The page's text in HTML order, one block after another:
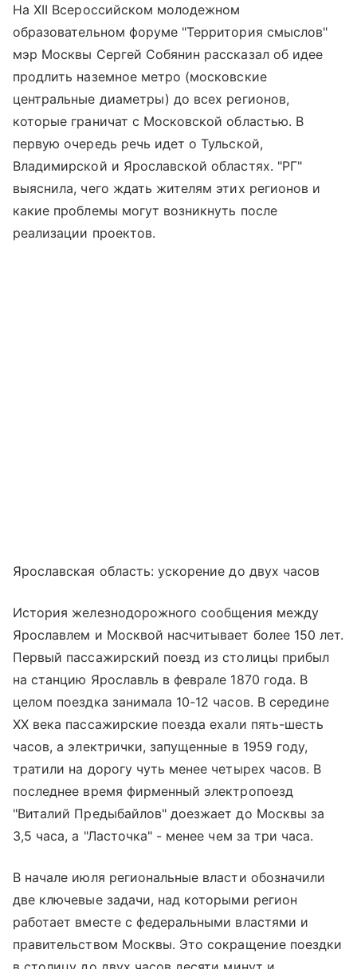
На XII Всероссийском молодежном
образовательном форуме "Территория смыслов"
мэр Москвы Сергей Собянин рассказал об идее
продлить наземное метро (московские
центральные диаметры) до всех регионов,
которые граничат с Московской областью. В
первую очередь речь идет о Тульской,
Владимирской и Ярославской областях. "РГ"
выяснила, чего ждать жителям этих регионов и
какие проблемы могут возникнуть после
реализации проектов.
Ярославская область: ускорение до двух часов
История железнодорожного сообщения между
Ярославлем и Москвой насчитывает более 150 лет.
Первый пассажирский поезд из столицы прибыл
на станцию Ярославль в феврале 1870 года. В
целом поездка занимала 10-12 часов. В середине
XX века пассажирские поезда ехали пять-шесть
часов, а электрички, запущенные в 1959 году,
тратили на дорогу чуть менее четырех часов. В
последнее время фирменный электропоезд
"Виталий Предыбайлов" доезжает до Москвы за
3,5 часа, а "Ласточка" - менее чем за три часа.
В начале июля региональные власти обозначили
две ключевые задачи, над которыми регион
работает вместе с федеральными властями и
правительством Москвы. Это сокращение поездки